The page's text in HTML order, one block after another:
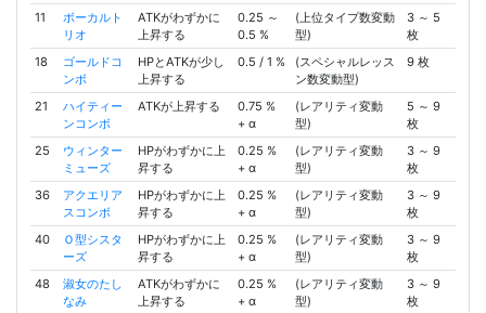
11
ボーカルト
リオ
ATKがわずかに
上昇する
0.25 ～
0.5 %
(上位タイプ数変動
型)
3 ～ 5
枚
18
ゴールドコ
ンボ
HPとATKが少し
上昇する
0.5 / 1 %
(スペシャルレッス
ン数変動型)
9 枚
21
ハイティー
ンコンボ
ATKが上昇する
0.75 %
+ α
(レアリティ変動
型)
5 ～ 9
枚
25
ウィンター
ミューズ
HPがわずかに上
昇する
0.25 %
+ α
(レアリティ変動
型)
3 ～ 9
枚
36
アクエリア
スコンボ
HPがわずかに上
昇する
0.25 %
+ α
(レアリティ変動
型)
3 ～ 9
枚
40
Ｏ型シスタ
ーズ
HPがわずかに上
昇する
0.25 %
+ α
(レアリティ変動
型)
3 ～ 9
枚
48
淑女のたし
なみ
ATKがわずかに
上昇する
0.25 %
+ α
(レアリティ変動
型)
3 ～ 9
枚